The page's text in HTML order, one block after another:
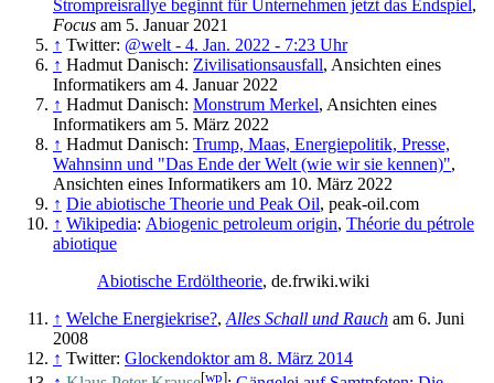
Strompreisrallye beginnt für Unternehmen jetzt das Endspiel,
Focus am 5. Januar 2021
↑ Twitter: @welt - 4. Jan. 2022 - 7:23 Uhr
↑ Hadmut Danisch: Zivilisationsausfall, Ansichten eines
Informatikers am 4. Januar 2022
↑ Hadmut Danisch: Monstrum Merkel, Ansichten eines
Informatikers am 5. März 2022
↑ Hadmut Danisch: Trump, Maas, Energiepolitik, Presse,
Wahnsinn und "Das Ende der Welt (wie wir sie kennen)",
Ansichten eines Informatikers am 10. März 2022
↑ Die abiotische Theorie und Peak Oil, peak-oil.com
↑ Wikipedia: Abiogenic petroleum origin, Théorie du pétrole
abiotique
Abiotische Erdöltheorie, de.frwiki.wiki
↑ Welche Energiekrise?, Alles Schall und Rauch am 6. Juni
2008
↑ Twitter: Glockendoktor am 8. März 2014
[wp]